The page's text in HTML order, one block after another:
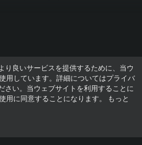
り良いサービスを提供するために、当ウ
用しています。詳細についてはプライバ
さい。当ウェブサイトを利用することに
用に同意することになります。
もっと